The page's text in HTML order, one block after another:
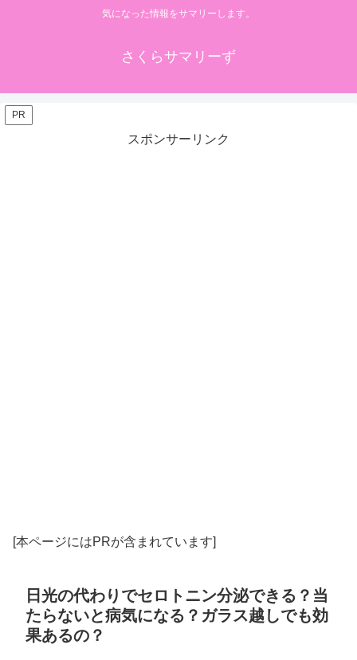
気になった情報をサマリーします。
さくらサマリーず
PR
スポンサーリンク
[本ページにはPRが含まれています]
日光の代わりでセロトニン分泌できる？当
たらないと病気になる？ガラス越しでも効
果あるの？